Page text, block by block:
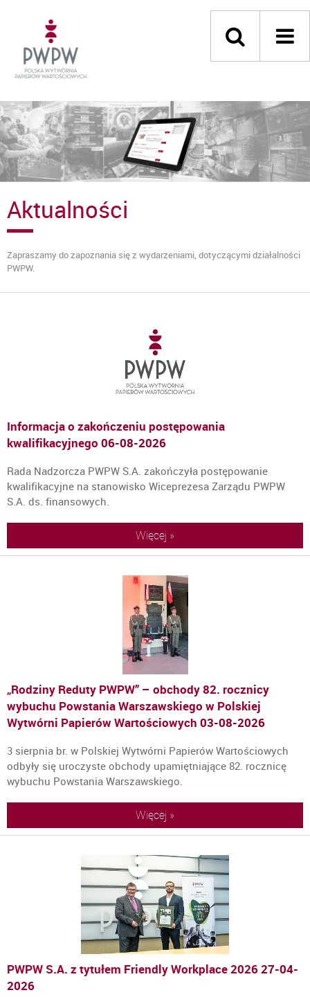
Aktualności
Zapraszamy do zapoznania się z wydarzeniami, dotyczącymi działalności
PWPW.
Informacja o zakończeniu postępowania
kwalifikacyjnego 06-08-2026
Rada Nadzorcza PWPW S.A. zakończyła postępowanie
kwalifikacyjne na stanowisko Wiceprezesa Zarządu PWPW
S.A. ds. finansowych.
Więcej »
„Rodziny Reduty PWPW” – obchody 82. rocznicy
wybuchu Powstania Warszawskiego w Polskiej
Wytwórni Papierów Wartościowych 03-08-2026
3 sierpnia br. w Polskiej Wytwórni Papierów Wartościowych
odbyły się uroczyste obchody upamiętniające 82. rocznicę
wybuchu Powstania Warszawskiego.
Więcej »
PWPW S.A. z tytułem Friendly Workplace 202627-04-
2026